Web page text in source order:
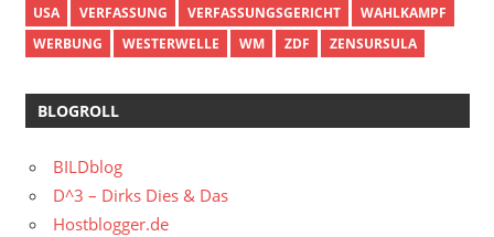
USA
VERFASSUNG VERFASSUNGSGERICHT
WAHLKAMPF
WERBUNG
WESTERWELLE WM ZDF ZENSURSULA
BLOGROLL
BILDblog
D^3 – Dirks Dies & Das
Hostblogger.de